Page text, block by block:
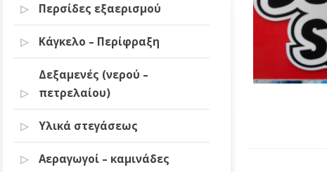
Περσίδες εξαερισμού
Κάγκελο – Περίφραξη
Δεξαμενές (νερού –
πετρελαίου)
Υλικά στεγάσεως
Αεραγωγοί – καμινάδες